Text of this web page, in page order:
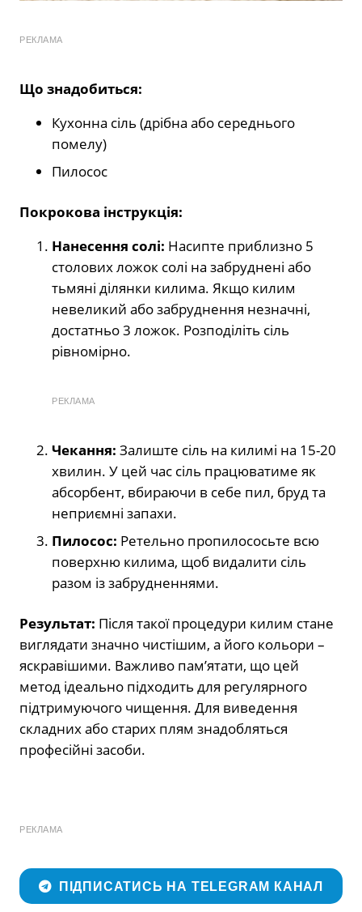
РЕКЛАМА
Що знадобиться:
Кухонна сіль (дрібна або середнього
помелу)
Пилосос
Покрокова інструкція:
Нанесення солі: Насипте приблизно 5
столових ложок солі на забруднені або
тьмяні ділянки килима. Якщо килим
невеликий або забруднення незначні,
достатньо 3 ложок. Розподіліть сіль
рівномірно.
РЕКЛАМА
Чекання: Залиште сіль на килимі на 15-20
хвилин. У цей час сіль працюватиме як
абсорбент, вбираючи в себе пил, бруд та
неприємні запахи.
Пилосос: Ретельно пропилососьте всю
поверхню килима, щоб видалити сіль
разом із забрудненнями.
Результат: Після такої процедури килим стане
виглядати значно чистішим, а його кольори –
яскравішими. Важливо пам’ятати, що цей
метод ідеально підходить для регулярного
підтримуючого чищення. Для виведення
складних або старих плям знадобляться
професійні засоби.
РЕКЛАМА
ПІДПИСАТИСЬ НА TELEGRAM КАНАЛ